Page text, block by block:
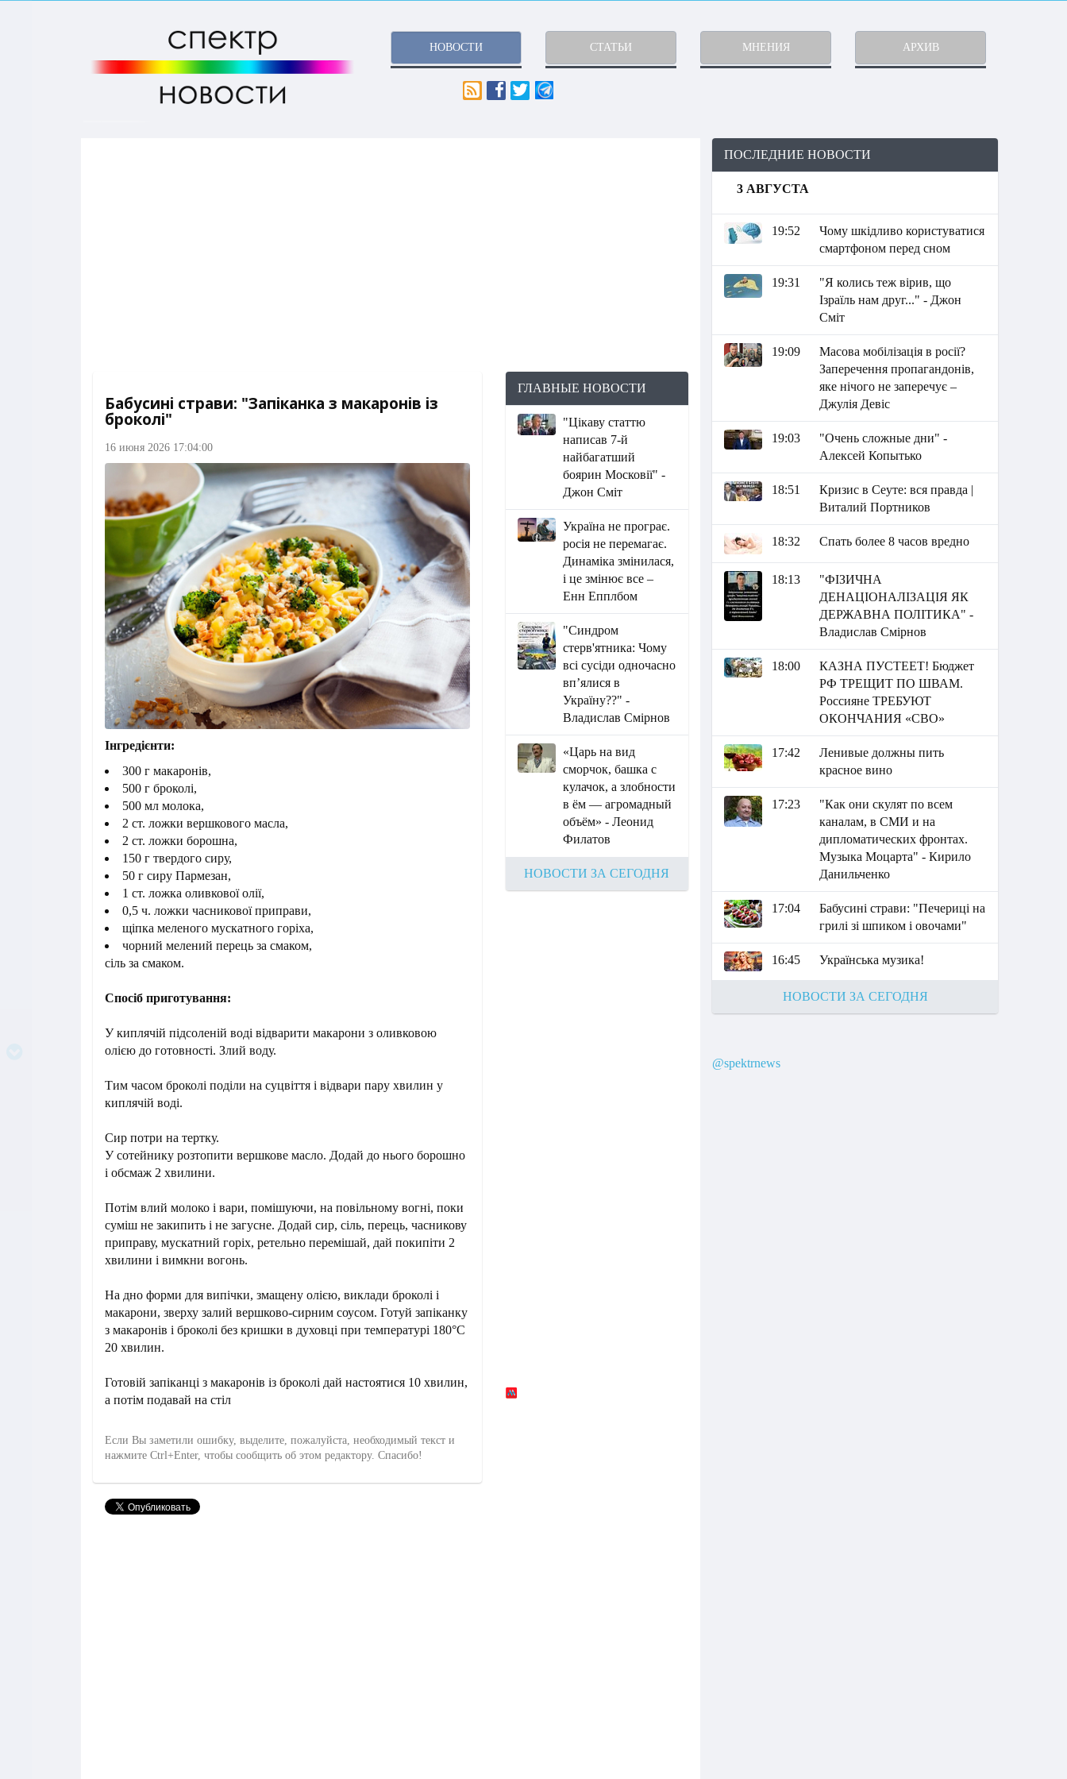
НОВОСТИ СТАТЬИ МНЕНИЯ АРХИВ
Бабусині страви: "Запіканка з макаронів із
броколі"
16 июня 2026 17:04:00
Інгредієнти:
300 г макаронів,
500 г броколі,
500 мл молока,
2 ст. ложки вершкового масла,
2 ст. ложки борошна,
150 г твердого сиру,
50 г сиру Пармезан,
1 ст. ложка оливкової олії,
0,5 ч. ложки часникової приправи,
щіпка меленого мускатного горіха,
чорний мелений перець за смаком,
сіль за смаком.
Спосіб приготування:
У киплячій підсоленій воді відварити макарони з оливковою
олією до готовності. Злий воду.
Тим часом броколі поділи на суцвіття і відвари пару хвилин у
киплячій воді.
Сир потри на тертку.
У сотейнику розтопити вершкове масло. Додай до нього борошно
і обсмаж 2 хвилини.
Потім влий молоко і вари, помішуючи, на повільному вогні, поки
суміш не закипить і не загусне. Додай сир, сіль, перець, часникову
приправу, мускатний горіх, ретельно перемішай, дай покипіти 2
хвилини і вимкни вогонь.
На дно форми для випічки, змащену олією, виклади броколі і
макарони, зверху залий вершково-сирним соусом. Готуй запіканку
з макаронів і броколі без кришки в духовці при температурі 180°С
20 хвилин.
Готовій запіканці з макаронів із броколі дай настоятися 10 хвилин,
а потім подавай на стіл
Если Вы заметили ошибку, выделите, пожалуйста, необходимый текст и
нажмите Ctrl+Enter, чтобы сообщить об этом редактору. Спасибо!
ГЛАВНЫЕ НОВОСТИ
"Цікаву статтю
написав 7-й
найбагатший
боярин Московії" -
Джон Сміт
Україна не програє.
росія не перемагає.
Динаміка змінилася,
і це змінює все –
Енн Епплбом
"Синдром
стерв'ятника: Чому
всі сусіди одночасно
вп’ялися в
Україну??" -
Владислав Смірнов
«Царь на вид
сморчок, башка с
кулачок, а злобности
в ём — агромадный
объём» - Леонид
Филатов
НОВОСТИ ЗА СЕГОДНЯ
ПОСЛЕДНИЕ НОВОСТИ
3 АВГУСТА
19:52
Чому шкідливо користуватися
смартфоном перед сном
19:31
"Я колись теж вірив, що
Ізраїль нам друг..." - Джон
Сміт
19:09
Масова мобілізація в росії?
Заперечення пропагандонів,
яке нічого не заперечує –
Джулія Девіс
19:03
"Очень сложные дни" -
Алексей Копытько
18:51
Кризис в Сеуте: вся правда |
Виталий Портников
18:32 Спать более 8 часов вредно
18:13
"ФІЗИЧНА
ДЕНАЦІОНАЛІЗАЦІЯ ЯК
ДЕРЖАВНА ПОЛІТИКА" -
Владислав Смірнов
18:00
КАЗНА ПУСТЕЕТ! Бюджет
РФ ТРЕЩИТ ПО ШВАМ.
Россияне ТРЕБУЮТ
ОКОНЧАНИЯ «СВО»
17:42
Ленивые должны пить
красное вино
17:23
"Как они скулят по всем
каналам, в СМИ и на
дипломатических фронтах.
Музыка Моцарта" - Кирило
Данильченко
17:04
Бабусині страви: "Печериці на
грилі зі шпиком і овочами"
16:45 Українська музика!
НОВОСТИ ЗА СЕГОДНЯ
@spektrnews